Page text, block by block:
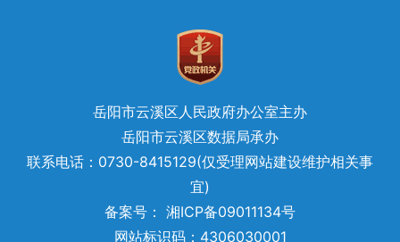
岳阳市云溪区人民政府办公室主办
岳阳市云溪区数据局承办
联系电话：0730-8415129(仅受理网站建设维护相关事
宜)
备案号： 湘ICP备09011134号
网站标识码：4306030001